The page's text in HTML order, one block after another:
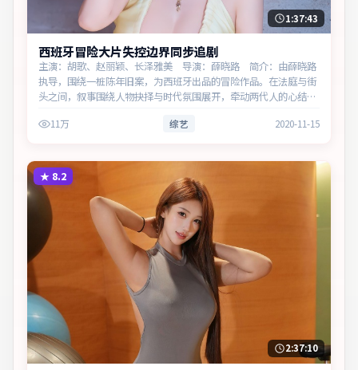
1:37:43
西班牙冒险大片失控边界同步追剧
主演：胡歌、赵丽颖、长泽雅美 导演：薛晓路 简介：由薛晓路
执导，围绕一桩陈年旧案，为西班牙出品的冒险作品。在法庭与街
头之间，叙事围绕人物抉择与时代氛围展开，牵动两代人的心结与
11万 综艺 2020-11-15
★ 8.2
2:37:10